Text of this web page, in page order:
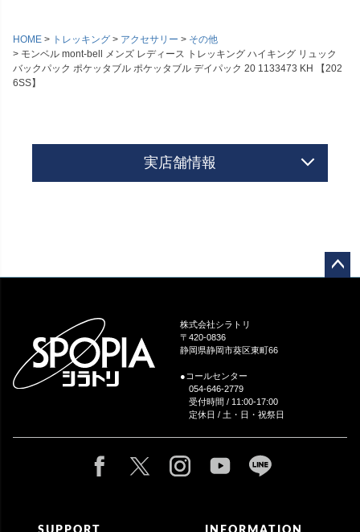
HOME トレッキング アクセサリー
その他
モンベル mont-bell メンズ レディース トレッキング ハイキング リュック
バックパック ポケッタブル ポケッタブル デイパック 20 1133473 KH 【202
6SS】
実店舗情報
株式会社シラトリ
〒420-0836
静岡県静岡市葵区東町66
●コールセンター
054-646-2779
受付時間 / 11:00-17:00
定休日 / 土・日・祝祭日